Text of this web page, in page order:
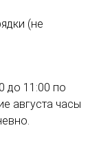
(не
до 11:00 по
августа часы